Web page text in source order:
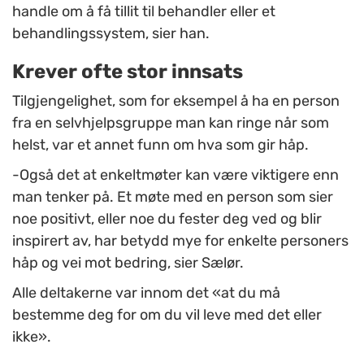
handle om å få tillit til behandler eller et
behandlingssystem, sier han.
Krever ofte stor innsats
Tilgjengelighet, som for eksempel å ha en person
fra en selvhjelpsgruppe man kan ringe når som
helst, var et annet funn om hva som gir håp.
-Også det at enkeltmøter kan være viktigere enn
man tenker på. Et møte med en person som sier
noe positivt, eller noe du fester deg ved og blir
inspirert av, har betydd mye for enkelte personers
håp og vei mot bedring, sier Sælør.
Alle deltakerne var innom det «at du må
bestemme deg for om du vil leve med det eller
ikke».